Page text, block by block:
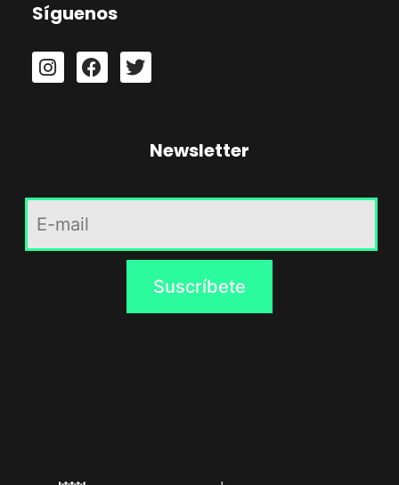
Síguenos
Newsletter